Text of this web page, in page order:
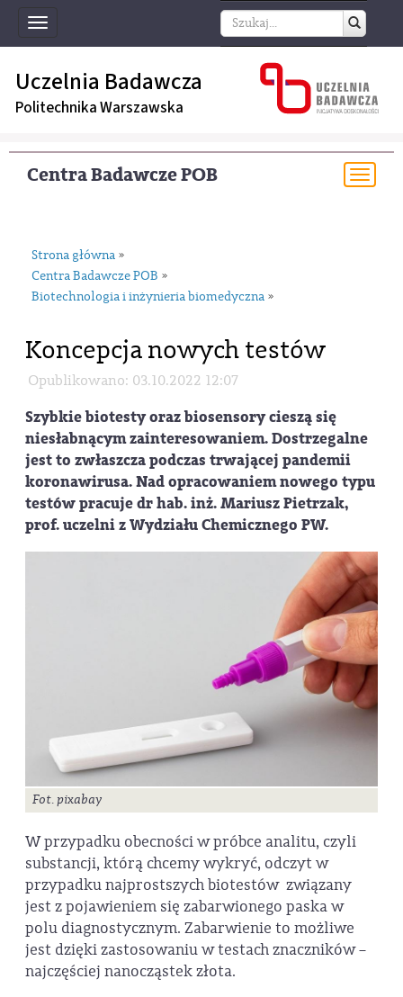
Toggle
navigation
Uczelnia Badawcza
Politechnika Warszawska
Centra Badawcze POB
Strona główna »
Centra Badawcze POB »
Biotechnologia i inżynieria biomedyczna »
Koncepcja nowych testów
Opublikowano: 03.10.2022 12:07
Szybkie biotesty oraz biosensory cieszą się
niesłabnącym zainteresowaniem. Dostrzegalne
jest to zwłaszcza podczas trwającej pandemii
koronawirusa. Nad opracowaniem nowego typu
testów pracuje dr hab. inż. Mariusz Pietrzak,
prof. uczelni z Wydziału Chemicznego PW.
Fot. pixabay
W przypadku obecności w próbce analitu, czyli
substancji, którą chcemy wykryć, odczyt w
przypadku najprostszych biotestów związany
jest z pojawieniem się zabarwionego paska w
polu diagnostycznym. Zabarwienie to możliwe
jest dzięki zastosowaniu w testach znaczników –
najczęściej nanocząstek złota.